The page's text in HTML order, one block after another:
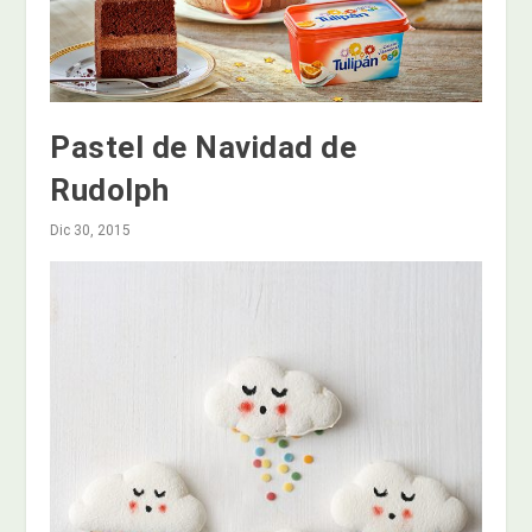
Pastel de Navidad de
Rudolph
Dic 30, 2015